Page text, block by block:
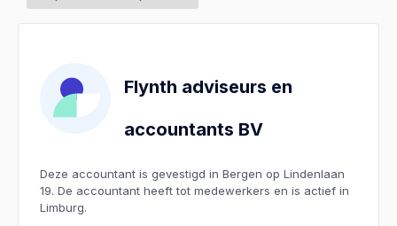
Flynth adviseurs en
accountants BV
Deze accountant is gevestigd in Bergen op Lindenlaan
19. De accountant heeft tot medewerkers en is actief in
Limburg.